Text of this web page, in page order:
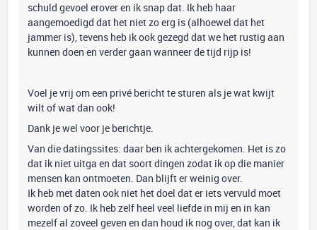
schuld gevoel erover en ik snap dat. Ik heb haar
aangemoedigd dat het niet zo erg is (alhoewel dat het
jammer is), tevens heb ik ook gezegd dat we het rustig aan
kunnen doen en verder gaan wanneer de tijd rijp is!
Voel je vrij om een privé bericht te sturen als je wat kwijt
wilt of wat dan ook!
Dank je wel voor je berichtje.
Van die datingssites: daar ben ik achtergekomen. Het is zo
dat ik niet uitga en dat soort dingen zodat ik op die manier
mensen kan ontmoeten. Dan blijft er weinig over.
Ik heb met daten ook niet het doel dat er iets vervuld moet
worden of zo. Ik heb zelf heel veel liefde in mij en in kan
mezelf al zoveel geven en dan houd ik nog over, dat kan ik